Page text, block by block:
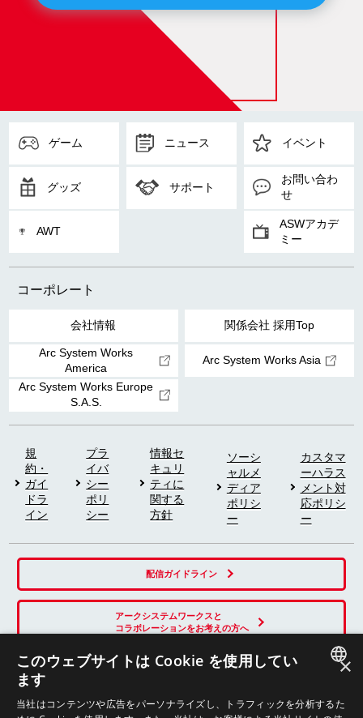
ゲーム ニュース イベント
グッズ サポート
お問い合わ
せ
AWT
ASWアカデ
ミー
コーポレート
会社情報 関係会社 採用Top
Arc System Works
America
Arc System Works Asia
Arc System Works Europe
S.A.S.
規
約・
ガイ
ドラ
イン
プラ
イバ
シー
ポリ
シー
情報セ
キュリ
ティに
関する
方針
ソーシ
ャルメ
ディア
ポリシ
ー
カスタマ
ーハラス
メント対
応ポリシ
ー
配信ガイドライン
アークシステムワークスと
コラボレーションをお考えの方へ
SNS
×
このウェブサイトは Cookie を使用してい
ます
当社はコンテンツや広告をパーソナライズし、トラフィックを分析するた